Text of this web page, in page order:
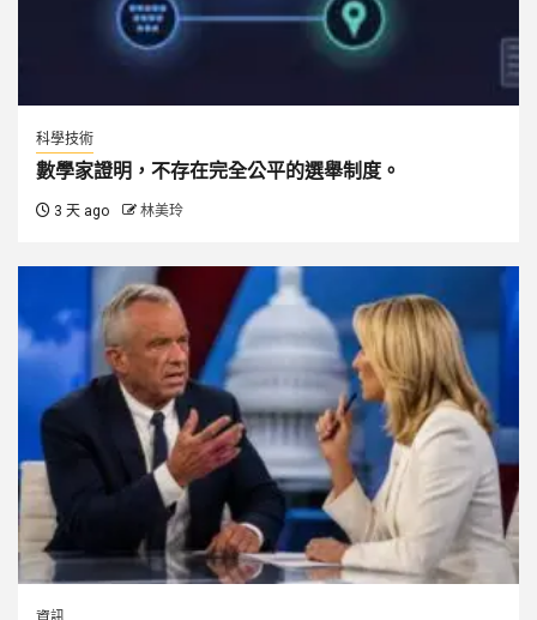
科學技術
數學家證明，不存在完全公平的選舉制度。
3 天 ago 林美玲